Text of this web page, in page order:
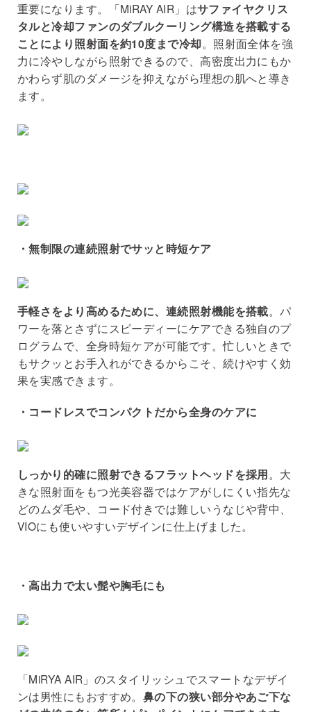
重要になります。「MiRAY AIR」はサファイヤクリス
タルと冷却ファンのダブルクーリング構造を搭載する
ことにより照射面を約10度まで冷却。照射面全体を強
力に冷やしながら照射できるので、高密度出力にもか
かわらず肌のダメージを抑えながら理想の肌へと導き
ます。
・無制限の連続照射でサッと時短ケア
手軽さをより高めるために、連続照射機能を搭載。パ
ワーを落とさずにスピーディーにケアできる独自のプ
ログラムで、全身時短ケアが可能です。忙しいときで
もサクッとお手入れができるからこそ、続けやすく効
果を実感できます。
・コードレスでコンパクトだから全身のケアに
しっかり的確に照射できるフラットヘッドを採用。大
きな照射面をもつ光美容器ではケアがしにくい指先な
どのムダ毛や、コード付きでは難しいうなじや背中、
VIOにも使いやすいデザインに仕上げました。
・高出力で太い髭や胸毛にも
「MiRYA AIR」のスタイリッシュでスマートなデザイ
ンは男性にもおすすめ。 鼻の下の狭い部分やあご下な